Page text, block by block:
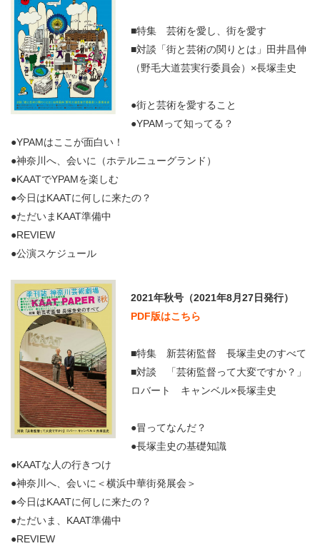
■特集 芸術を愛し、街を愛す
■対談「街と芸術の関りとは」田井昌伸
（野毛大道芸実行委員会）×長塚圭史
●街と芸術を愛すること
●YPAMって知ってる？
●YPAMはここが面白い！
●神奈川へ、会いに（ホテルニューグランド）
●KAATでYPAMを楽しむ
●今日はKAATに何しに来たの？
●ただいまKAAT準備中
●REVIEW
●公演スケジュール
2021年秋号（2021年8月27日発行）
PDF版はこちら
■特集 新芸術監督 長塚圭史のすべて
■対談 「芸術監督って大変ですか？」
ロバート キャンベル×長塚圭史
●冒ってなんだ？
●長塚圭史の基礎知識
●KAATな人の行きつけ
●神奈川へ、会いに＜横浜中華街発展会＞
●今日はKAATに何しに来たの？
●ただいま、KAAT準備中
●REVIEW